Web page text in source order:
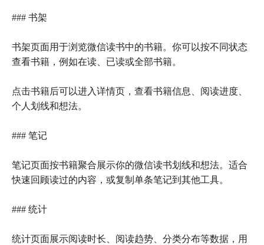
### 书架
书架页面用于浏览微信读书中的书籍。你可以按不同状态
查看书籍，例如在读、已读或全部书籍。
点击书籍后可以进入详情页，查看书籍信息、阅读进度、
个人划线和想法。
### 笔记
笔记页面按书籍聚合展示你的微信读书划线和想法。适合
快速回顾读过的内容，或复制单条笔记到其他工具。
### 统计
统计页面展示阅读时长、阅读趋势、分类分布等数据，用